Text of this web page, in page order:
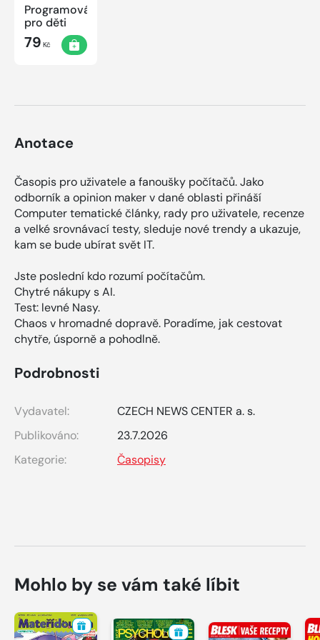
Programování
pro děti
79 Kč
Anotace
Časopis pro uživatele a fanoušky počítačů. Jako
odborník a opinion maker v dané oblasti přináší
Computer tematické články, rady pro uživatele, recenze
a velké srovnávací testy, sleduje nové trendy a ukazuje,
kam se bude ubírat svět IT.
Jste poslední kdo rozumí počítačům.
Chytré nákupy s AI.
Test: levné Nasy.
Chaos v hromadné dopravě. Poradíme, jak cestovat
chytře, úsporně a pohodlně.
Podrobnosti
Vydavatel:
CZECH NEWS CENTER a. s.
Publikováno:
23.7.2026
Kategorie:
Časopisy
Mohlo by se vám také líbit